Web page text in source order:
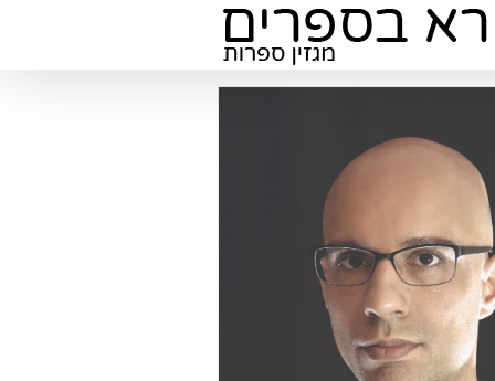
הפרובינציה: בעלי חנות הספרים
על ספריהם של ישעיהו קורן
הספרים "מילתא" ברחובות
ממליצים על ספרים